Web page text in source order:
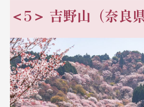
＜5＞ 吉野山（奈良県